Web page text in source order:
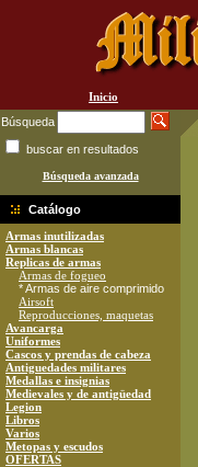
Inicio
Búsqueda
buscar en resultados
Búsqueda avanzada
Catálogo
Armas inutilizadas
Armas blancas
Replicas de armas
Armas de fogueo
* Armas de aire comprimido
Airsoft
Reproducciones, maquetas
Avancarga
Uniformes
Cascos y prendas de cabeza
Antiguedades militares
Medallas e insignias
Medievales y de antigüedad
Legion
Libros
Varios
Metopas y escudos
OFERTAS